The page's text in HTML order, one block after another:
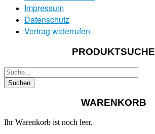
Impressum
Datenschutz
Vertrag widerrufen
PRODUKTSUCHE
WARENKORB
Ihr Warenkorb ist noch leer.